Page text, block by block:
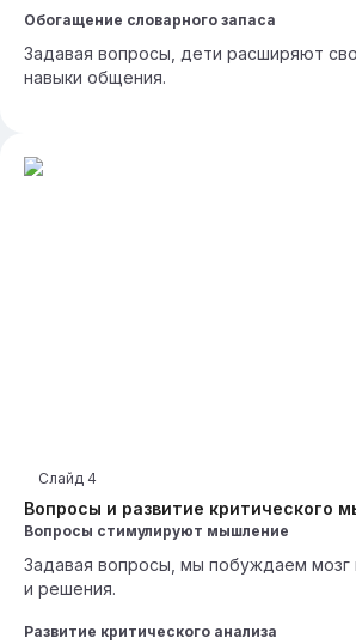
Обогащение словарного запаса
Задавая вопросы, дети расширяют
навыки общения.
Вопросы и развитие критического
Слайд 4
Вопросы стимулируют мышление
Задавая вопросы, мы побуждаем мозг
и решения.
Развитие критического анализа